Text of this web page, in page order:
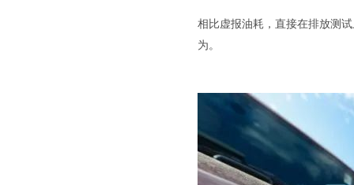
相比虚报油耗，直接在排放测
为。